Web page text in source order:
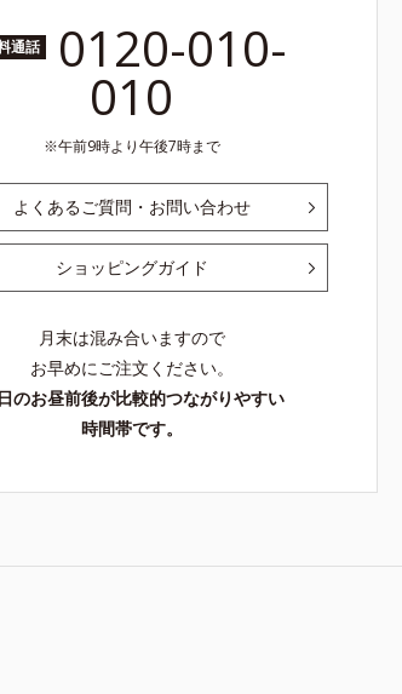
通話 0120-010-
010
午前9時より午後7時まで
よくあるご質問・お問い合わせ
ショッピングガイド
月末は混み合いますので
お早めにご注文ください。
のお昼前後が比較的つながりやすい
時間帯です。